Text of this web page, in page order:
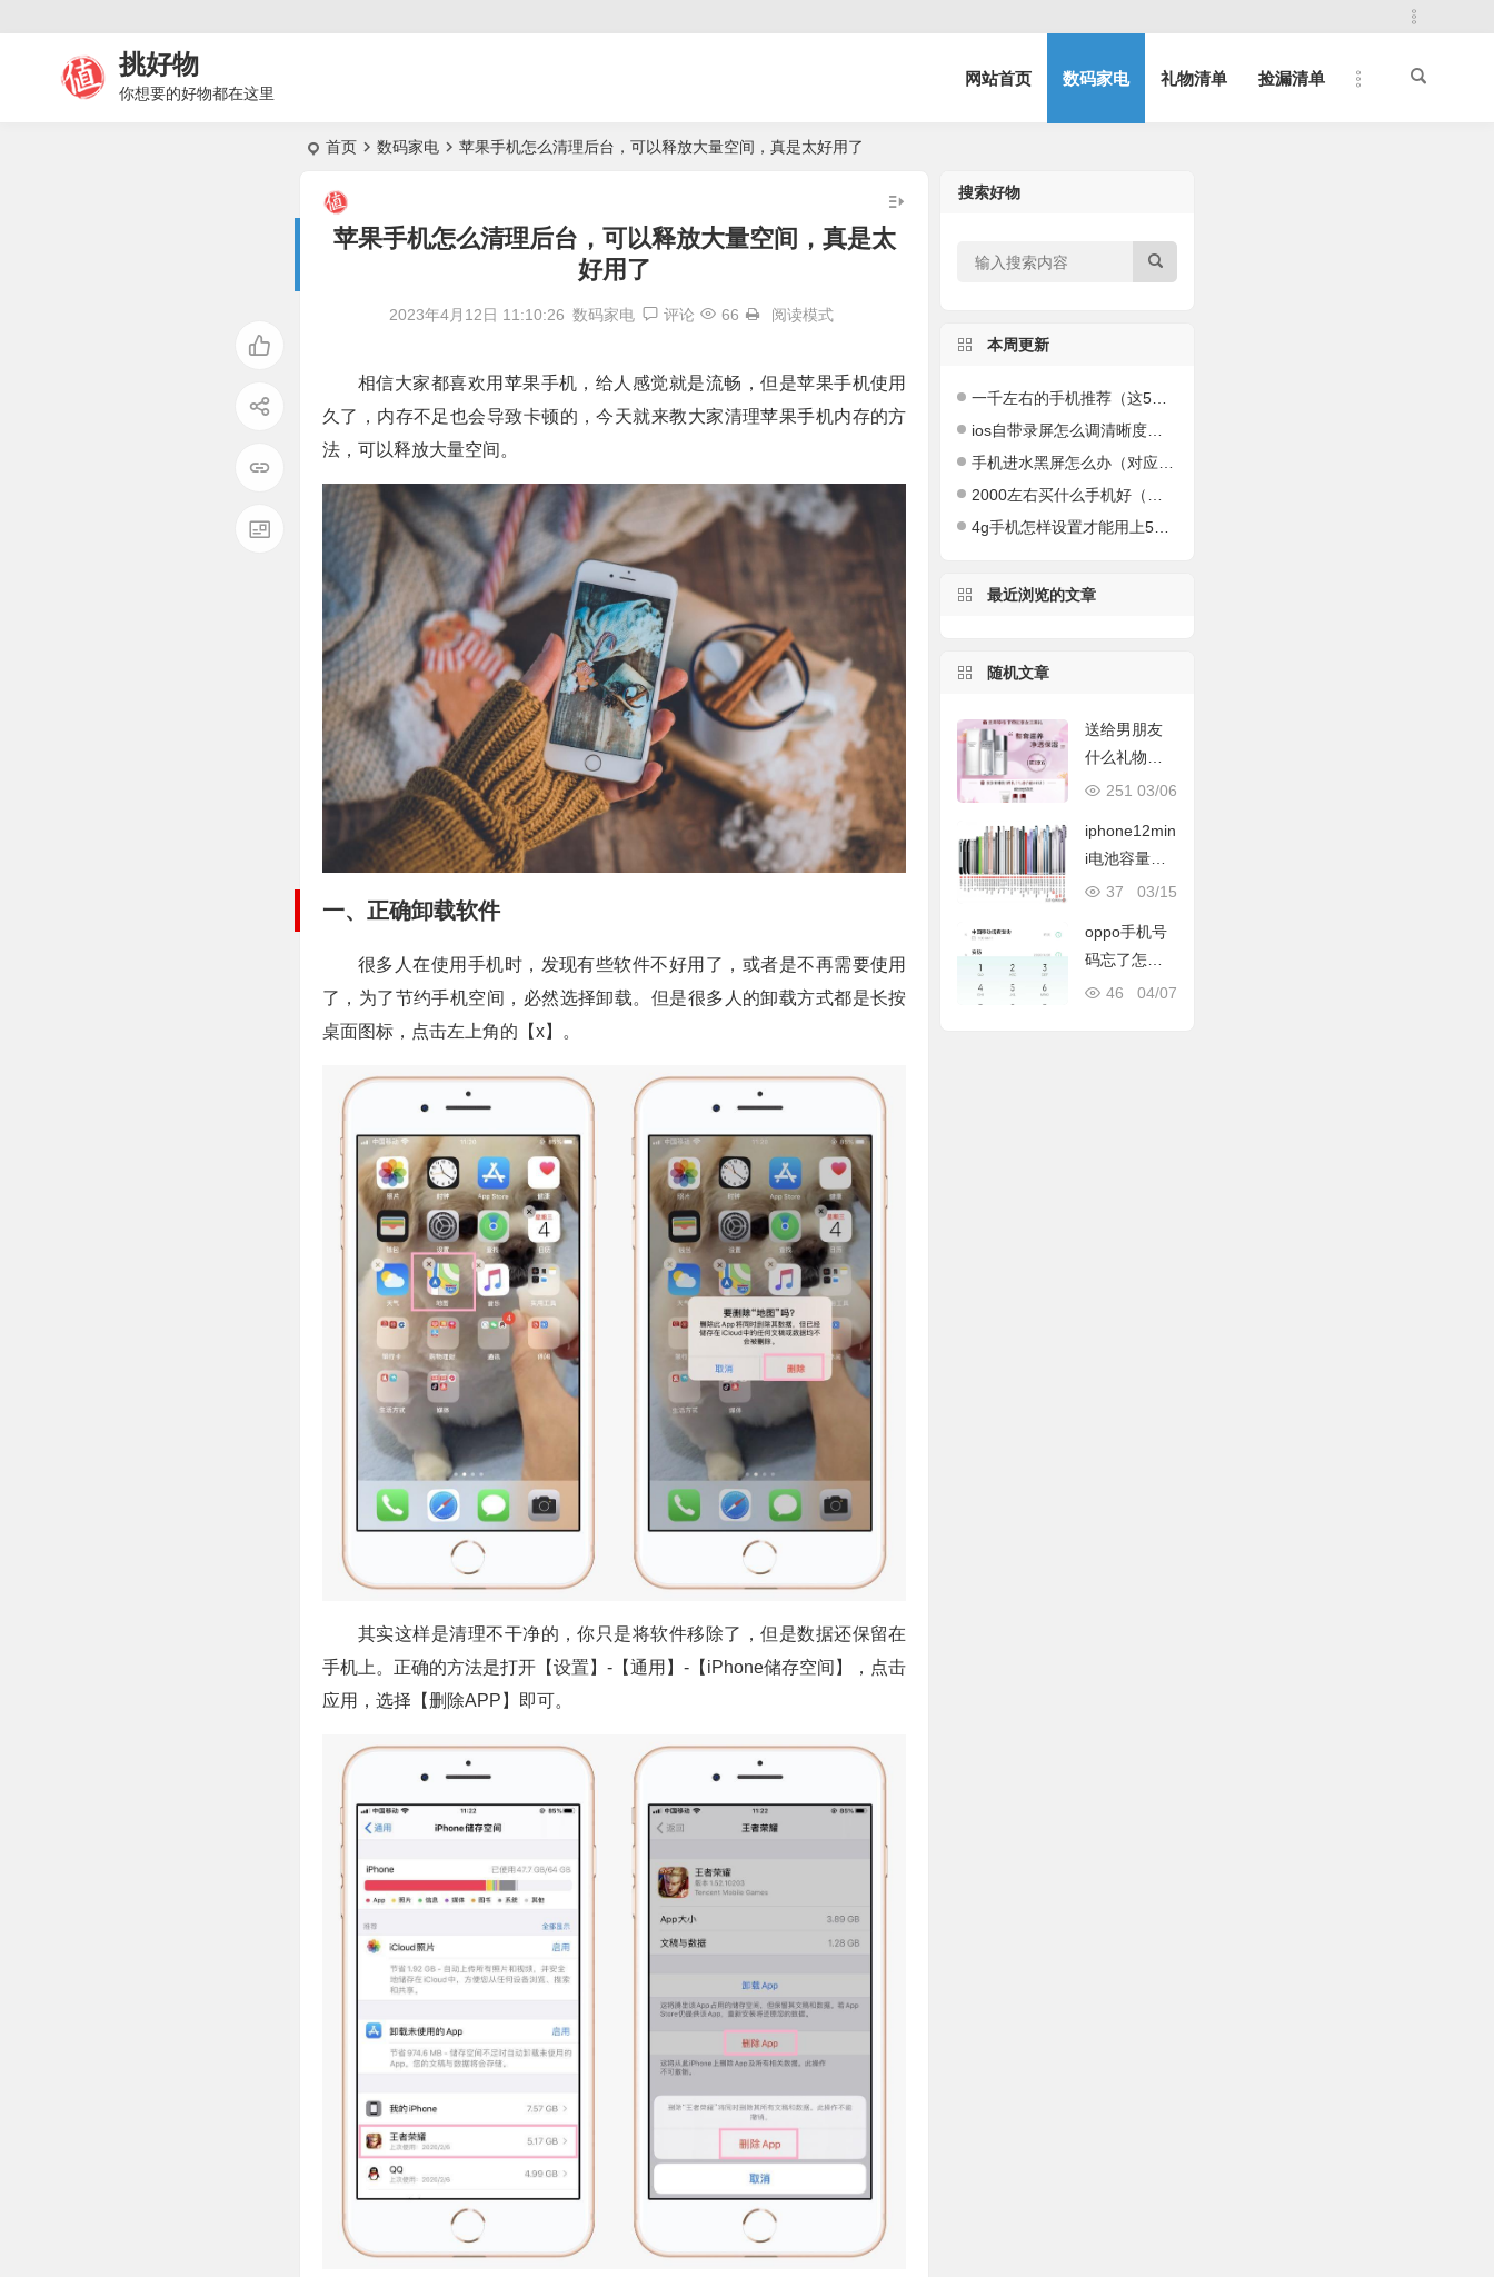
挑好物
你想要的好物都在这里
网站首页 数码家电 礼物清单 捡漏清单
首页 数码家电 苹果手机怎么清理后台，可以释放大量空间，真是太好用了
苹果手机怎么清理后台，可以释放大量空间，真是太
好用了
2023年4月12日 11:10:26 数码家电 评论 66 阅读模式
相信大家都喜欢用苹果手机，给人感觉就是流畅，但是苹果手机使用
久了，内存不足也会导致卡顿的，今天就来教大家清理苹果手机内存的方
法，可以释放大量空间。
一、正确卸载软件
很多人在使用手机时，发现有些软件不好用了，或者是不再需要使用
了，为了节约手机空间，必然选择卸载。但是很多人的卸载方式都是长按
桌面图标，点击左上角的【x】。
其实这样是清理不干净的，你只是将软件移除了，但是数据还保留在
手机上。正确的方法是打开【设置】-【通用】-【iPhone储存空间】，点击
应用，选择【删除APP】即可。
搜索好物
本周更新
一千左右的手机推荐（这5款“8+256G”的性能强的手机）
ios自带录屏怎么调清晰度（手把手教你录制有声视频！）
手机进水黑屏怎么办（对应4种解决方法）
2000左右买什么手机好（值得购买的手机盘点）
4g手机怎样设置才能用上5g（正确开启5G的高速网络）
最近浏览的文章
随机文章
送给男朋友
什么礼物比
较好
03/06
251
iphone12min
i电池容量
（历代 iPhon
比！十三
香？）
03/15
37
oppo手机号
码忘了怎么
查
04/07
46